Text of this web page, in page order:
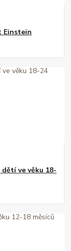
Einstein
ve věku 18-